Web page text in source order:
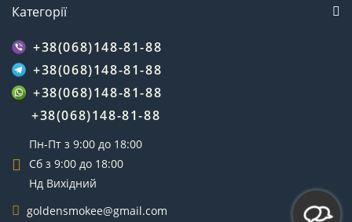
Категорії
+38(068)148-81-88
+38(068)148-81-88
+38(068)148-81-88
+38(068)148-81-88
Пн-Пт з 9:00 до 18:00
Сб з 9:00 до 18:00
Нд Вихідний
goldensmokee@gmail.com